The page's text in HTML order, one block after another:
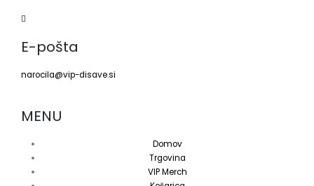
E-pošta
narocila@vip-disave.si
MENU
Domov
Trgovina
VIP Merch